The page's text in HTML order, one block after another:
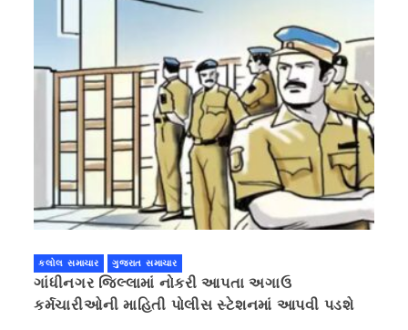
કલોલ સમાચાર ગુજરાત સમાચાર
ગાંધીનગર જિલ્લામાં નોકરી આપતા અગાઉ
કર્મચારીઓની માહિતી પોલીસ સ્ટેશનમાં આપવી પડશે